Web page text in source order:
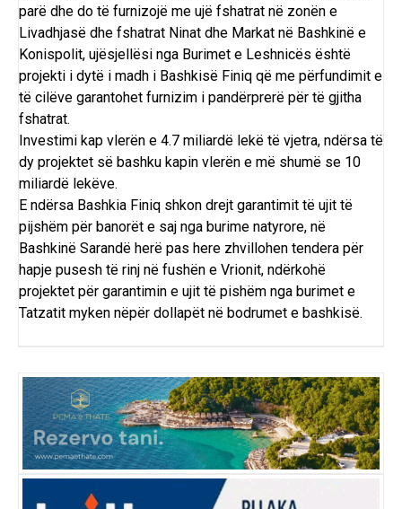
parë dhe do të furnizojë me ujë fshatrat në zonën e
Livadhjasë dhe fshatrat Ninat dhe Markat në Bashkinë e
Konispolit, ujësjellësi nga Burimet e Leshnicës është
projekti i dytë i madh i Bashkisë Finiq që me përfundimit e
të cilëve garantohet furnizim i pandërprerë për të gjitha
fshatrat.
Investimi kap vlerën e 4.7 miliardë lekë të vjetra, ndërsa të
dy projektet së bashku kapin vlerën e më shumë se 10
miliardë lekëve.
E ndërsa Bashkia Finiq shkon drejt garantimit të ujit të
pijshëm për banorët e saj nga burime natyrore, në
Bashkinë Sarandë herë pas here zhvillohen tendera për
hapje pusesh të rinj në fushën e Vrionit, ndërkohë
projektet për garantimin e ujit të pishëm nga burimet e
Tatzatit myken nëpër dollapët në bodrumet e bashkisë.